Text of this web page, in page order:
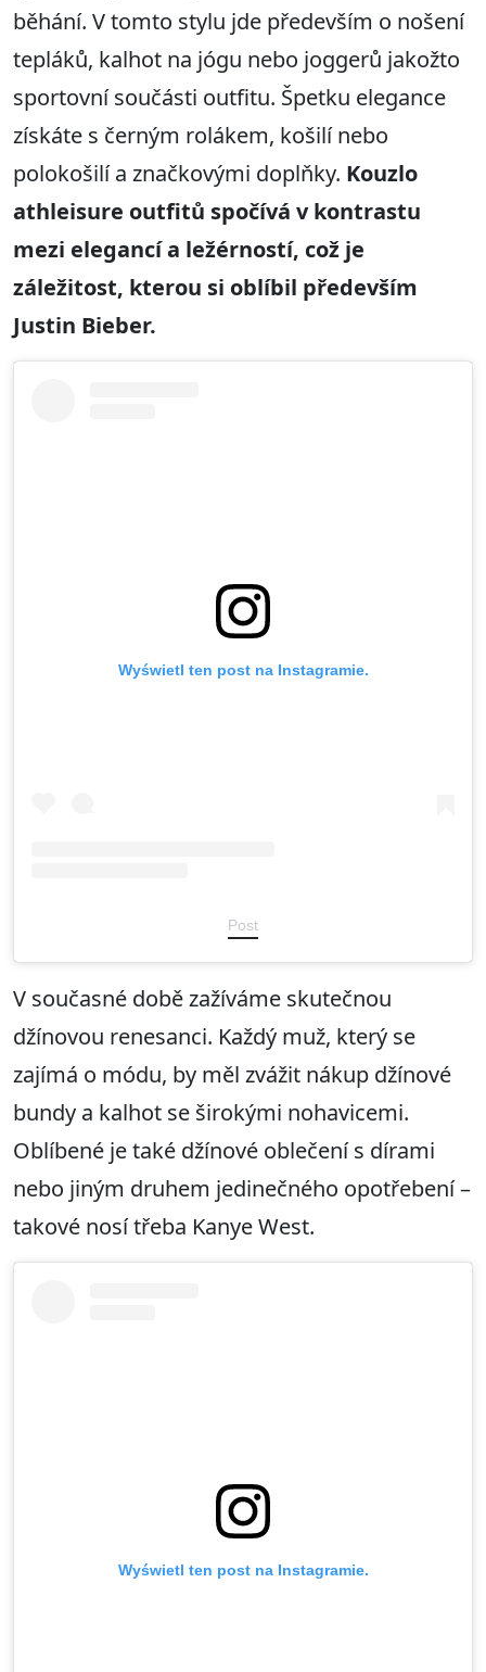
běhání. V tomto stylu jde především o nošení
tepláků, kalhot na jógu nebo joggerů jakožto
sportovní součásti outfitu. Špetku elegance
získáte s černým rolákem, košilí nebo
polokošilí a značkovými doplňky. Kouzlo
athleisure outfitů spočívá v kontrastu
mezi elegancí a ležérností, což je
záležitost, kterou si oblíbil především
Justin Bieber.
Wyświetl ten post na Instagramie.
Post
V současné době zažíváme skutečnou
džínovou renesanci. Každý muž, který se
zajímá o módu, by měl zvážit nákup džínové
bundy a kalhot se širokými nohavicemi.
Oblíbené je také džínové oblečení s dírami
nebo jiným druhem jedinečného opotřebení –
takové nosí třeba Kanye West.
Wyświetl ten post na Instagramie.